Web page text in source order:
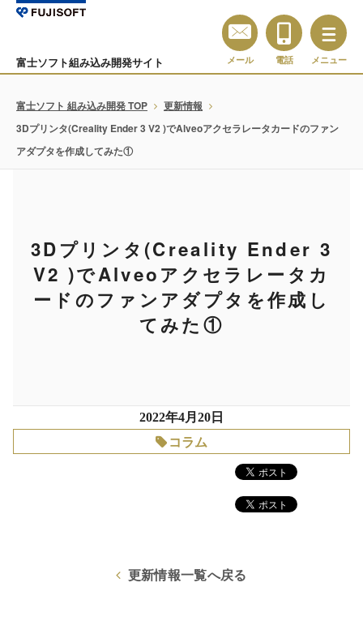
富士ソフト組み込み開発サイト メール 電話 メニュー
富士ソフト 組み込み開発 TOP
更新情報
3Dプリンタ(Creality Ender 3 V2 )でAlveoアクセラレータカードのファン
アダプタを作成してみた①
3Dプリンタ(Creality Ender 3
V2 )でAlveoアクセラレータカ
ードのファンアダプタを作成し
てみた①
2022年4月20日
コラム
更新情報一覧へ戻る